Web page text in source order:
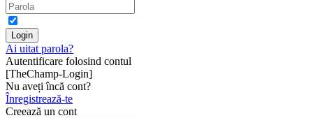
Ai uitat parola?
Autentificare folosind contul
[TheChamp-Login]
Nu aveți încă cont?
Înregistrează-te
Creează un cont